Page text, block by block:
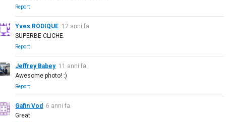
Report
Yves RODIQUE 12 anni fa
SUPERBE CLICHE.
Report
Jeffrey Babey 11 anni fa
Awesome photo! :)
Report
Gafin Vod
6 anni fa
Great